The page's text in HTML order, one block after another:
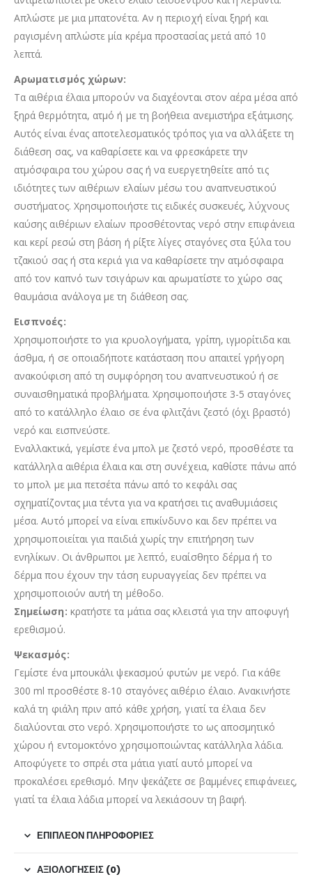
Απλώστε με μια μπατονέτα. Αν η περιοχή είναι ξηρή και
ραγισμένη απλώστε μία κρέμα προστασίας μετά από 10
λεπτά.
Αρωματισμός χώρων:
Τα αιθέρια έλαια μπορούν να διαχέονται στον αέρα μέσα από
ξηρά θερμότητα, ατμό ή με τη βοήθεια ανεμιστήρα εξάτμισης.
Αυτός είναι ένας αποτελεσματικός τρόπος για να αλλάξετε τη
διάθεση σας, να καθαρίσετε και να φρεσκάρετε την
ατμόσφαιρα του χώρου σας ή να ευεργετηθείτε από τις
ιδιότητες των αιθέριων ελαίων μέσω του αναπνευστικού
συστήματος. Χρησιμοποιήστε τις ειδικές συσκευές, λύχνους
καύσης αιθέριων ελαίων προσθέτοντας νερό στην επιφάνεια
και κερί ρεσώ στη βάση ή ρίξτε λίγες σταγόνες στα ξύλα του
τζακιού σας ή στα κεριά για να καθαρίσετε την ατμόσφαιρα
από τον καπνό των τσιγάρων και αρωματίστε το χώρο σας
θαυμάσια ανάλογα με τη διάθεση σας.
Εισπνοές:
Χρησιμοποιήστε το για κρυολογήματα, γρίπη, ιγμορίτιδα και
άσθμα, ή σε οποιαδήποτε κατάσταση που απαιτεί γρήγορη
ανακούφιση από τη συμφόρηση του αναπνευστικού ή σε
συναισθηματικά προβλήματα. Χρησιμοποιήστε 3-5 σταγόνες
από το κατάλληλο έλαιο σε ένα φλιτζάνι ζεστό (όχι βραστό)
νερό και εισπνεύστε.
Εναλλακτικά, γεμίστε ένα μπολ με ζεστό νερό, προσθέστε τα
κατάλληλα αιθέρια έλαια και στη συνέχεια, καθίστε πάνω από
το μπολ με μια πετσέτα πάνω από το κεφάλι σας
σχηματίζοντας μια τέντα για να κρατήσει τις αναθυμιάσεις
μέσα. Αυτό μπορεί να είναι επικίνδυνο και δεν πρέπει να
χρησιμοποιείται για παιδιά χωρίς την επιτήρηση των
ενηλίκων. Οι άνθρωποι με λεπτό, ευαίσθητο δέρμα ή το
δέρμα που έχουν την τάση ευρυαγγείας δεν πρέπει να
χρησιμοποιούν αυτή τη μέθοδο.
Σημείωση: κρατήστε τα μάτια σας κλειστά για την αποφυγή
ερεθισμού.
Ψεκασμός:
Γεμίστε ένα μπουκάλι ψεκασμού φυτών με νερό. Για κάθε
300 ml προσθέστε 8-10 σταγόνες αιθέριο έλαιο. Ανακινήστε
καλά τη φιάλη πριν από κάθε χρήση, γιατί τα έλαια δεν
διαλύονται στο νερό. Χρησιμοποιήστε το ως αποσμητικό
χώρου ή εντομοκτόνο χρησιμοποιώντας κατάλληλα λάδια.
Αποφύγετε το σπρέι στα μάτια γιατί αυτό μπορεί να
προκαλέσει ερεθισμό. Μην ψεκάζετε σε βαμμένες επιφάνειες,
γιατί τα έλαια λάδια μπορεί να λεκιάσουν τη βαφή.
ΕΠΙΠΛΈΟΝ ΠΛΗΡΟΦΟΡΊΕΣ
ΑΞΙΟΛΟΓΉΣΕΙΣ (0)